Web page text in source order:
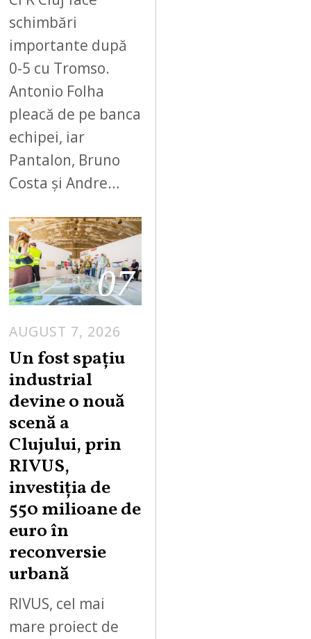
schimbări
importante după
0-5 cu Tromso.
Antonio Folha
pleacă de pe banca
echipei, iar
Pantalon, Bruno
Costa și Andre…
07
AUGUST 7, 2026
Un fost spațiu
industrial
devine o nouă
scenă a
Clujului, prin
RIVUS,
investiția de
550 milioane de
euro în
reconversie
urbană
RIVUS, cel mai
mare proiect de